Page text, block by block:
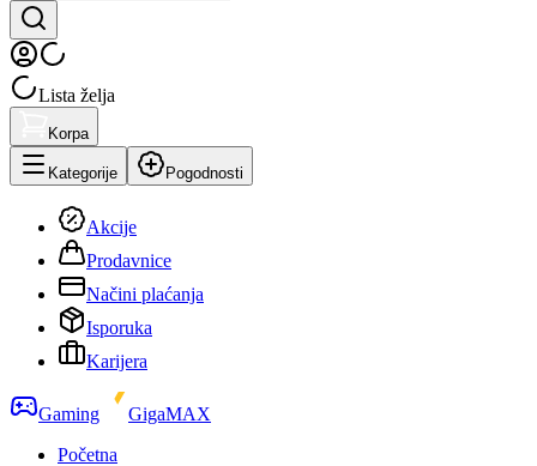
Lista želja
Korpa
Kategorije Pogodnosti
Akcije
Prodavnice
Načini plaćanja
Isporuka
Karijera
Gaming
GigaMAX
Početna